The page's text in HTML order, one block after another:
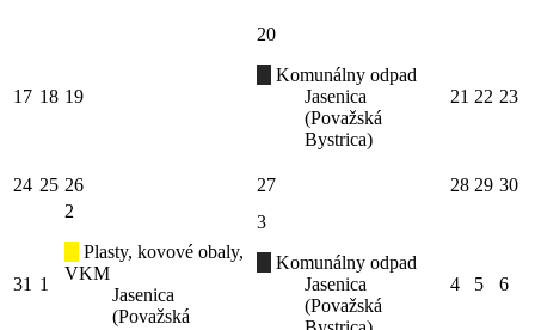
17 18 19
20
Komunálny odpad
Jasenica
(Považská
Bystrica)
21 22 23
24 25 26 27 28 29 30
31 1
2
Plasty, kovové obaly,
VKM
Jasenica
(Považská
3
Komunálny odpad
Jasenica
(Považská
4 5 6